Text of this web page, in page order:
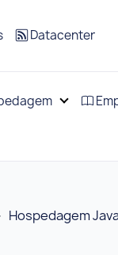
Datacenter
Hospedagem